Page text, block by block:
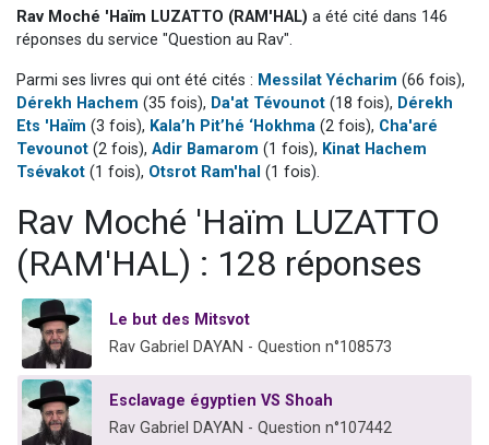
Dovan vient de donner son Maasser
2 personnes viennent de nous rejoindre sur WhatsApp
Malgorzata vient de donner son Maasser
Rav Moché 'Haïm LUZATTO (RAM'HAL) a été cité dans 146
réponses du service "Question au Rav".
Parmi ses livres qui ont été cités : Messilat Yécharim (66 fois),
Dérekh Hachem (35 fois), Da'at Tévounot (18 fois), Dérekh
Ets 'Haïm (3 fois), Kala’h Pit’hé ‘Hokhma (2 fois), Cha'aré
Tevounot (2 fois), Adir Bamarom (1 fois), Kinat Hachem
Tsévakot (1 fois), Otsrot Ram'hal (1 fois).
Rav Moché 'Haïm LUZATTO
(RAM'HAL) : 128 réponses
Le but des Mitsvot
Rav Gabriel DAYAN - Question n°108573
Esclavage égyptien VS Shoah
Rav Gabriel DAYAN - Question n°107442